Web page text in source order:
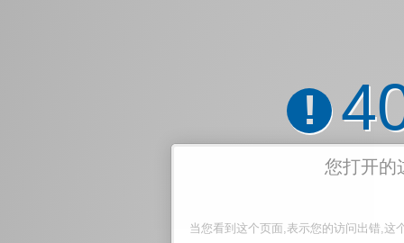
!
您打开的
当您看到这个页面,表示您的访问出错,这